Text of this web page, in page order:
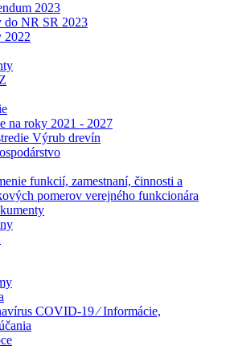
2023
NR SR 2023
na roky 2021 - 2027
Výrub drevín
funkcií, zamestnaní, činnosti a
pomerov verejného funkcionára
COVID-19 ⁄ Informácie,